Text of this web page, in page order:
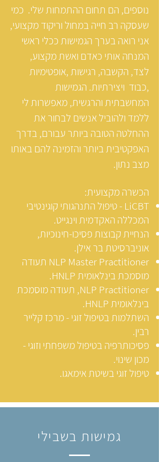
נוספים, הם תחום ההתמחות שלי. כמי
שעסקה רב חייה במחול וריקוד מקצועי,
אני רואה בערך הגמישות ככלי ראשי
המנחה אותי כאדם ואשת מקצוע,
לצד, הקשבה, רגישות ,אופטימיות
,כבוד ויצירתיות. הגמישות
המחשבתית והרגשית, מאפשרות לי
ללמד ולהוביל אנשים לבחור את
ההחלטה הטובה ביותר עבורם, בדרך
האפקטיבית ביותר והזמינה להם באותו
מצב נתון.
הכשרה מקצועית:
LiCBT - טיפול התנהגותי קוגינטיבי
המכללה האקדמית וינגייט.
הנחיית קבוצות פסיכו-חינוכיות,
אוניברסיטת בר אילן.
NLP Master Practitioner תעודה
מוסמכת בינלאומית HNLP.
NLP Practitioner, תעודה מוסמכת
בינלאומית HNLP.
השתלמות בטיפול זוגי - מרכז קלייר
רבין.
פסיכותרפיה בטיפול משפחתי וזוגי -
מכון שינוי.
טיפול זוגי בשיטת אימאגו.
גמישות בשבילי